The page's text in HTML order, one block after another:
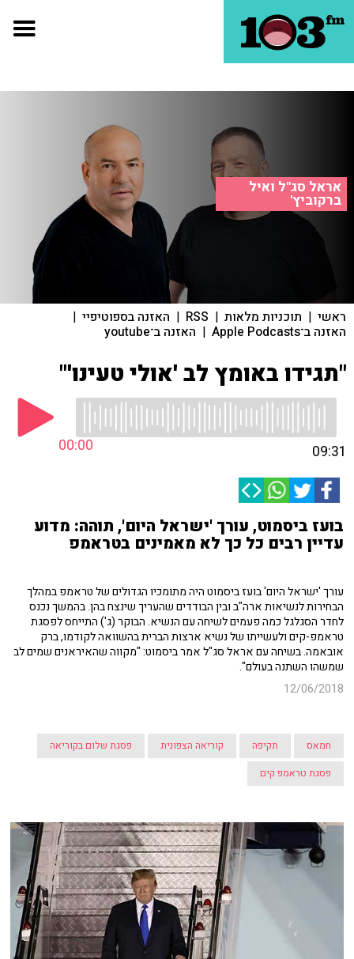
אראל סג"ל ואיל
ברקוביץ'
ראשי | תוכניות מלאות |
RSS
| האזנה בספוטיפיי |
האזנה ב־Apple Podcasts | האזנה ב־youtube
"תגידו באומץ לב 'אולי טעינו'"
00:00 09:31
בועז ביסמוט, עורך 'ישראל היום', תוהה: מדוע
עדיין רבים כל כך לא מאמינים בטראמפ
עורך 'ישראל היום' בועז ביסמוט היה מתומכיו הגדולים של טראמפ במהלך
הבחירות לנשיאות ארה"ב ובין הבודדים שהעריך שינצח בהן. בהמשך נכנס
לחדר הסגלגל כמה פעמים לשיחה עם הנשיא. הבוקר (ג') התייחס לפסגת
טראמפ-קים ולעשייתו של נשיא ארצות הברית בהשוואה לקודמו, ברק
אובאמה. בשיחה עם אראל סג"ל אמר ביסמוט: "מקווה שהאיראנים שמים לב
שמשהו השתנה בעולם".
12/06/2018
חמאס תקיפה קוריאה הצפונית
פסגת שלום בקוריאה
פסגת טראמפ קים